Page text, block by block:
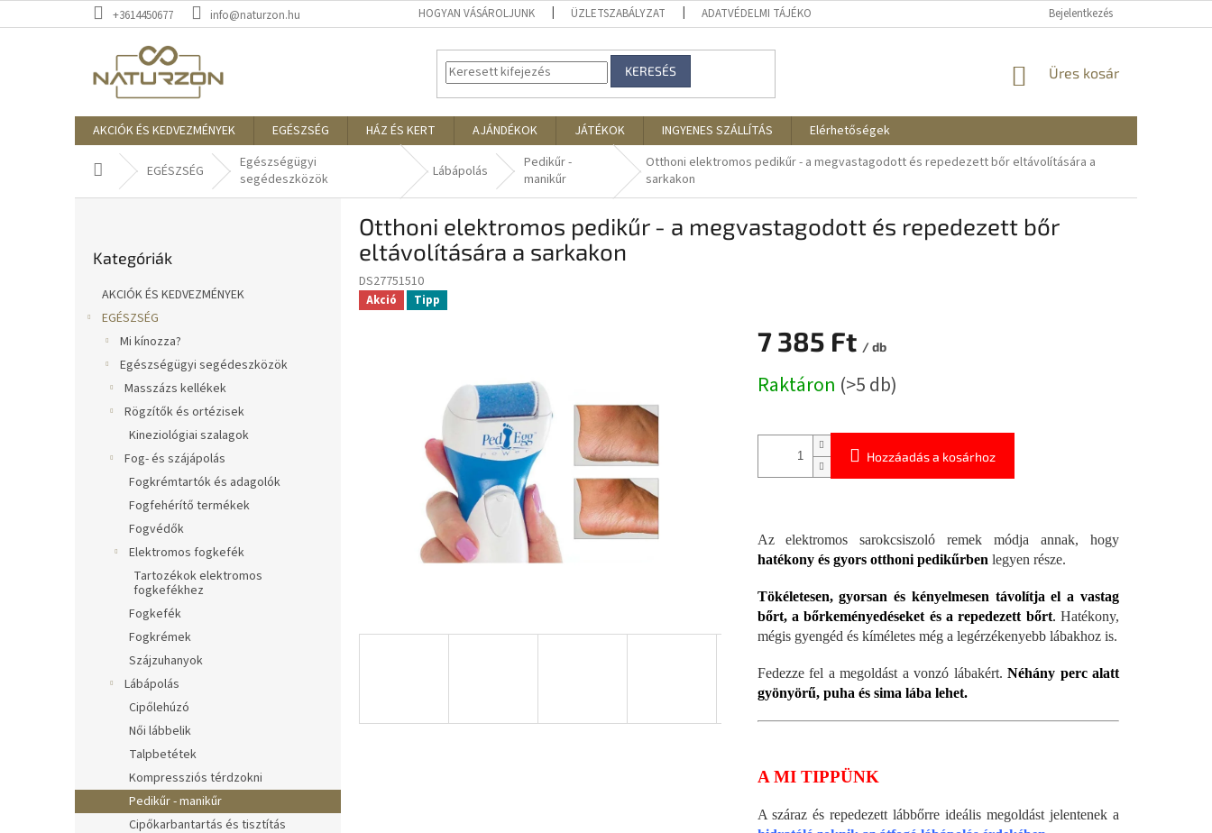
a
+3614450677 info@naturzon.hu HOGYAN VÁSÁROLJUNK ÜZLETSZABÁLYZAT ADATVÉDELMI TÁJÉKOZTATÓ REKLAMÁCIÓK ÉS
Bejelentkezés
KERESÉS KOSÁR
Üres kosár
AKCIÓK ÉS KEDVEZMÉNYEK EGÉSZSÉG HÁZ ÉS KERT AJÁNDÉKOK JÁTÉKOK INGYENES SZÁLLÍTÁS Elérhetőségek
KezdőlapEGÉSZSÉG
Egészségügyi
segédeszközök
Lábápolás
Pedikűr -
manikűr
Otthoni elektromos pedikűr - a megvastagodott és repedezett bőr eltávolítására a
sarkakon
átugrása
Kategóriák
AKCIÓK ÉS KEDVEZMÉNYEK
EGÉSZSÉG
Mi kínozza?
Egészségügyi segédeszközök
Masszázs kellékek
Rögzítők és ortézisek
Kineziológiai szalagok
Fog- és szájápolás
Fogkrémtartók és adagolók
Fogfehérítő termékek
Fogvédők
Elektromos fogkefék
Tartozékok elektromos
fogkefékhez
Fogkefék
Fogkrémek
Szájzuhanyok
Lábápolás
Cipőlehúzó
Női lábbelik
Talpbetétek
Kompressziós térdzokni
Pedikűr - manikűr
Cipőkarbantartás és tisztítás
Otthoni elektromos pedikűr - a megvastagodott és repedezett bőr
eltávolítására a sarkakon
DS27751510
Akció Tipp
7 385 Ft / db
Raktáron (>5 db)
Hozzáadás a kosárhoz
Az elektromos sarokcsiszoló remek módja annak, hogy
hatékony és gyors otthoni pedikűrben legyen része.
Tökéletesen, gyorsan és kényelmesen távolítja el a vastag
bőrt, a bőrkeményedéseket és a repedezett bőrt. Hatékony,
mégis gyengéd és kíméletes még a legérzékenyebb lábakhoz is.
Fedezze fel a megoldást a vonzó lábakért. Néhány perc alatt
gyönyörű, puha és sima lába lehet.
A MI TIPPÜNK
A száraz és repedezett lábbőrre ideális megoldást jelentenek a